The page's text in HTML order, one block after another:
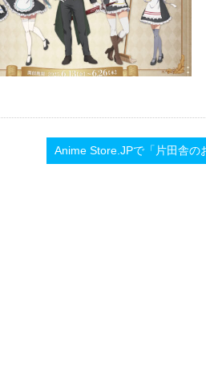
Anime Store.JPで「片田舎の